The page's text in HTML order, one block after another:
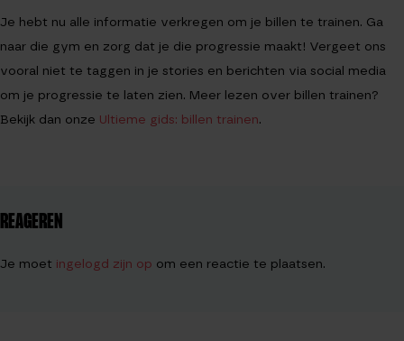
Je hebt nu alle informatie verkregen om je billen te trainen. Ga
naar die gym en zorg dat je die progressie maakt! Vergeet ons
vooral niet te taggen in je stories en berichten via social media
om je progressie te laten zien. Meer lezen over billen trainen?
Bekijk dan onze Ultieme gids: billen trainen.
REAGEREN
Je moet ingelogd zijn op om een reactie te plaatsen.